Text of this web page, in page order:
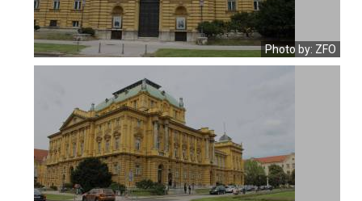
Photo by: ZFO